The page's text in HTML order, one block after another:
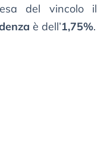
del vincolo il
è dell’1,75%.